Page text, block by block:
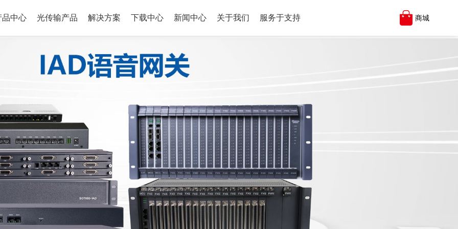
品中心 光传输产品 解决方案 下载中心 新闻中心 关于我们 服务于支持 商城